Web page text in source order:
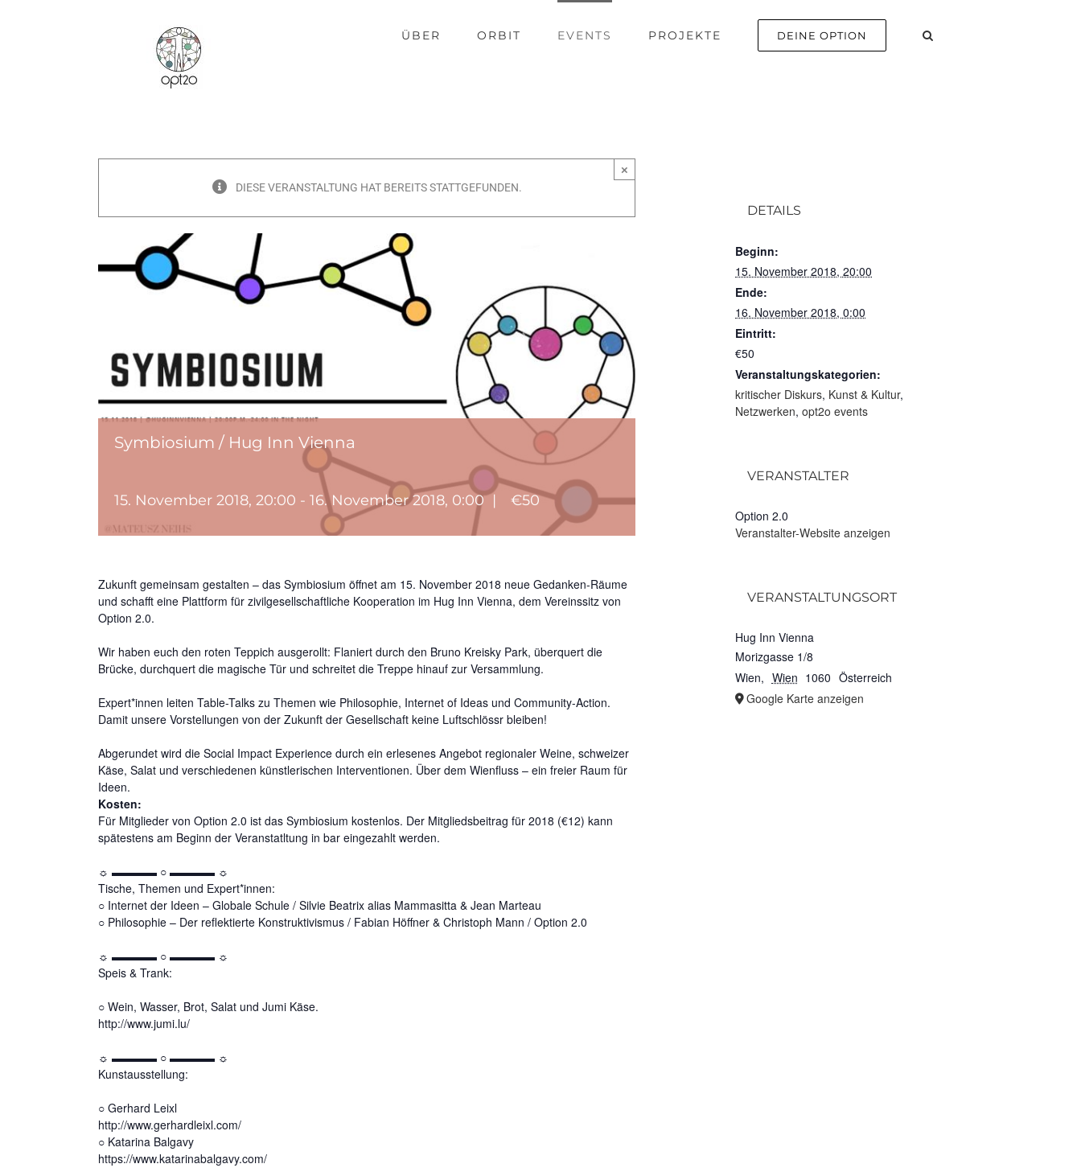
ÜBER ORBIT EVENTS PROJEKTE DEINE OPTION
×
DIESE VERANSTALTUNG HAT BEREITS STATTGEFUNDEN.
Symbiosium / Hug Inn Vienna
15. November 2018, 20:00 - 16. November 2018, 0:00 | €50
Zukunft gemeinsam gestalten – das Symbiosium öffnet am 15. November 2018 neue Gedanken-Räume
und schafft eine Plattform für zivilgesellschaftliche Kooperation im Hug Inn Vienna, dem Vereinssitz von
Option 2.0.
Wir haben euch den roten Teppich ausgerollt: Flaniert durch den Bruno Kreisky Park, überquert die
Brücke, durchquert die magische Tür und schreitet die Treppe hinauf zur Versammlung.
Expert*innen leiten Table-Talks zu Themen wie Philosophie, Internet of Ideas und Community-Action.
Damit unsere Vorstellungen von der Zukunft der Gesellschaft keine Luftschlössr bleiben!
Abgerundet wird die Social Impact Experience durch ein erlesenes Angebot regionaler Weine, schweizer
Käse, Salat und verschiedenen künstlerischen Interventionen. Über dem Wienfluss – ein freier Raum für
Ideen.
Kosten:
Für Mitglieder von Option 2.0 ist das Symbiosium kostenlos. Der Mitgliedsbeitrag für 2018 (€12) kann
spätestens am Beginn der Veranstatltung in bar eingezahlt werden.
☼ ▬▬▬▬ ○ ▬▬▬▬ ☼
Tische, Themen und Expert*innen:
○ Internet der Ideen – Globale Schule / Silvie Beatrix alias Mammasitta & Jean Marteau
○ Philosophie – Der reflektierte Konstruktivismus / Fabian Höffner & Christoph Mann / Option 2.0
☼ ▬▬▬▬ ○ ▬▬▬▬ ☼
Speis & Trank:
○ Wein, Wasser, Brot, Salat und Jumi Käse.
http://www.jumi.lu/
☼ ▬▬▬▬ ○ ▬▬▬▬ ☼
Kunstausstellung:
○ Gerhard Leixl
http://www.gerhardleixl.com/
○ Katarina Balgavy
https://www.katarinabalgavy.com/
DETAILS
Beginn:
15. November 2018, 20:00
Ende:
16. November 2018, 0:00
Eintritt:
€50
Veranstaltungskategorien:
kritischer Diskurs, Kunst & Kultur,
Netzwerken, opt2o events
VERANSTALTER
Option 2.0
Veranstalter-Website anzeigen
VERANSTALTUNGSORT
Hug Inn Vienna
Morizgasse 1/8
Wien, Wien 1060 Österreich
Google Karte anzeigen